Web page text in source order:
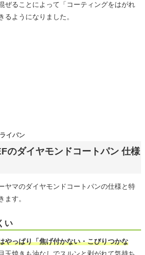
ぜることによって「コーティングをはがれ
るようになりました。
のダイヤモンドコートパン 仕様
イパン
ヤマのダイヤモンドコートパンの仕様と特
ます。
い
やっぱり「焦げ付かない・こびりつかな
玉焼きも油なしでスルンと剥がれて気持ち